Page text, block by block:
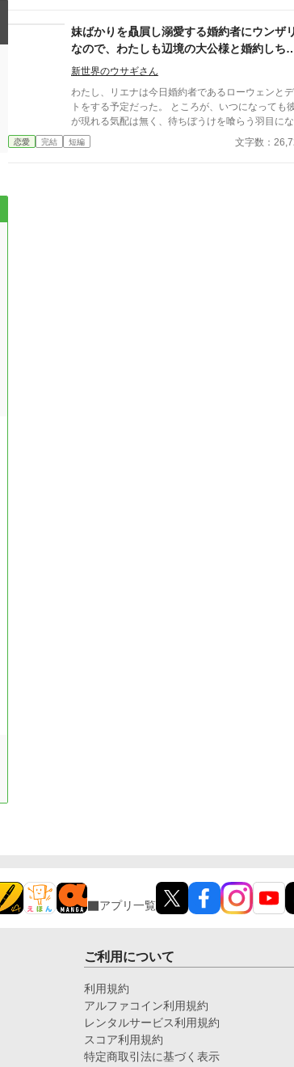
けたのだ！とのたまった。 「婚約破棄ですか。別
に構いませんよ」 私はあっさりと婚約破棄を了承
し、書類にサインをする。 （でもいいのかしら？私
と婚約破棄をするってことはそういう事なんだけれ
ど。 まあ、本人は真実の愛とやらを見つけたみたい
だし…引き留める理由も無いわ） 婚約破棄から数日
後。 第二王子との結婚が決まった私の元にエドワ
ドが鬼の形相でやって来る。 「この悪女め何をし
た！父上が弟を次期王にすると言い出すなんて！！
妹ばかりを贔屓し溺愛する婚約者にウンザリ
なので、わたしも辺境の大公様と婚約しち
います
新世界のウサギさん
わたし、リエナは今日婚約者であるローウェンと
トをする予定だった。 ところが、いつになっても
が現れる気配は無く、待ちぼうけを喰らう羽目にな
る。 「私はレイナが好きなんだ！」 それなりの誠実
さが売りだった彼は突如としてわたしを捨て、妹の
恋愛 完結 短編 文字数：
アプリ一覧
ご利用について
利用規約
アルファコイン利用規約
レンタルサービス利用規約
スコア利用規約
特定商取引法に基づく表示